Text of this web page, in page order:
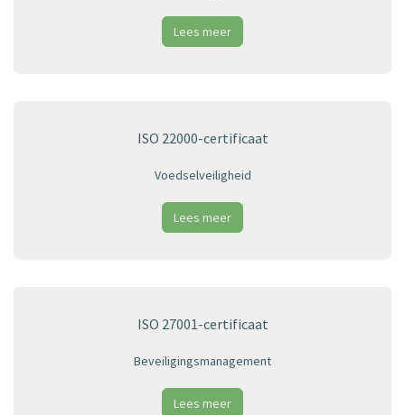
Lees meer
ISO 22000-certificaat
Voedselveiligheid
Lees meer
ISO 27001-certificaat
Beveiligingsmanagement
Lees meer